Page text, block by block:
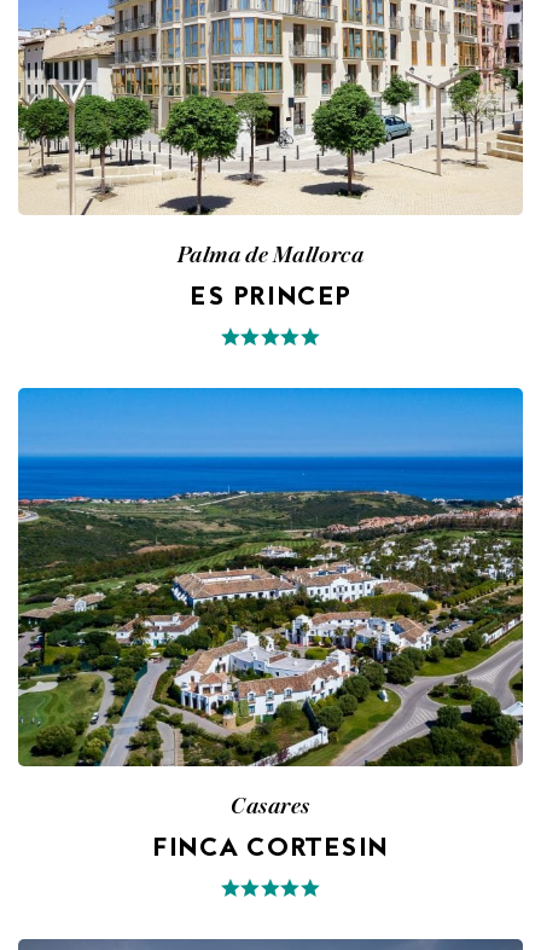
Palma de Mallorca
ES PRINCEP
Casares
FINCA CORTESIN